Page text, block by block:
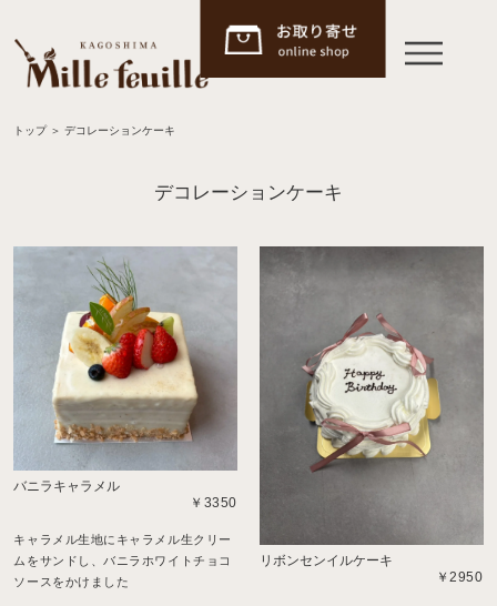
トップ ＞デコレーションケーキ
デコレーションケーキ
バニラキャラメル
￥3350
キャラメル生地にキャラメル生クリー
ムをサンドし、バニラホワイトチョコ
ソースをかけました
リボンセンイルケーキ
￥2950